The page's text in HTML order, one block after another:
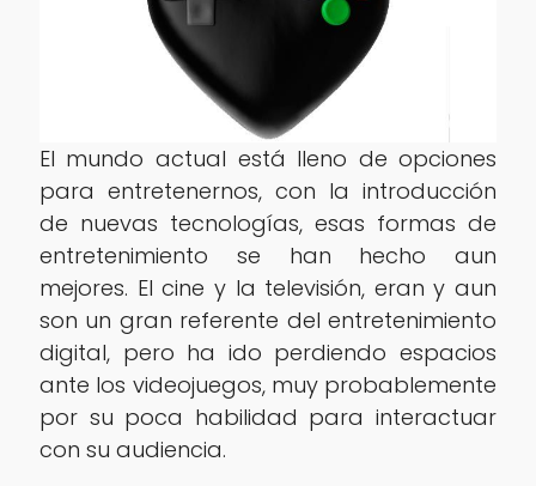
El mundo actual está lleno de opciones
para entretenernos, con la introducción
de nuevas tecnologías, esas formas de
entretenimiento se han hecho aun
mejores. El cine y la televisión, eran y aun
son un gran referente del entretenimiento
digital, pero ha ido perdiendo espacios
ante los videojuegos, muy probablemente
por su poca habilidad para interactuar
con su audiencia.